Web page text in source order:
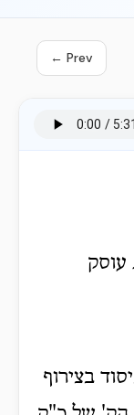
← Prev
עוסק
בצירוף